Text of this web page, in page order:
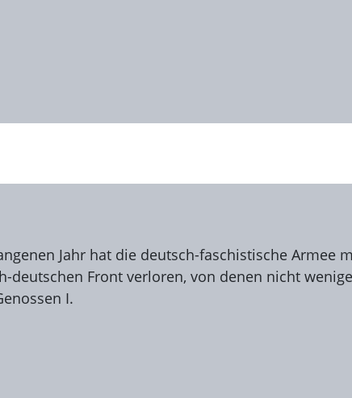
Jahr hat die deutsch-faschistische Armee
deutschen Front verloren, von denen nicht
I.